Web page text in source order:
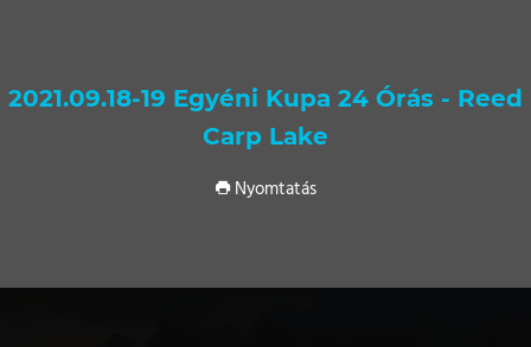
2021.09.18-19 Egyéni Kupa 24 Órás - Reed
Carp Lake
Nyomtatás